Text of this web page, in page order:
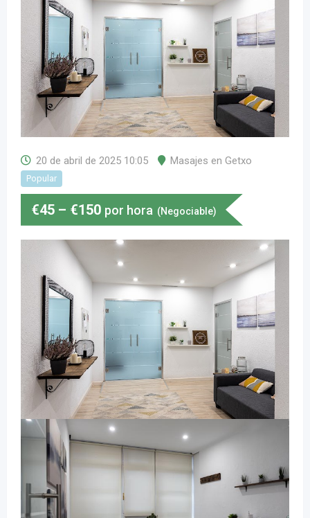
20 de abril de 2025 10:05 Masajes en Getxo
Popular
€45 – €150 por hora (Negociable)